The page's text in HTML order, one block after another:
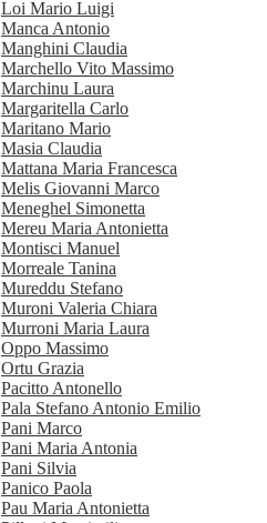
Loi Mario Luigi
Manca Antonio
Manghini Claudia
Marchello Vito Massimo
Marchinu Laura
Margaritella Carlo
Maritano Mario
Masia Claudia
Mattana Maria Francesca
Melis Giovanni Marco
Meneghel Simonetta
Mereu Maria Antonietta
Montisci Manuel
Morreale Tanina
Mureddu Stefano
Muroni Valeria Chiara
Murroni Maria Laura
Oppo Massimo
Ortu Grazia
Pacitto Antonello
Pala Stefano Antonio Emilio
Pani Marco
Pani Maria Antonia
Pani Silvia
Panico Paola
Pau Maria Antonietta